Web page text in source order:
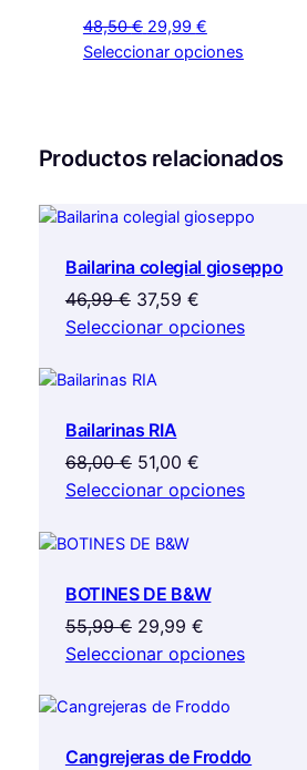
48,50€ El
precio
29,99 €El
precio
Seleccionar opcionesEste
variantes.
se
elegir
la
Productos relacionados
Bailarina colegial gioseppo
46,99€ El
precio
era:
37,59 €El
precio
Seleccionar opciones
Bailarinas RIA
68,00€ El
precio
era:
51,00 €El
precio
Seleccionar opciones
BOTINES DE B&W
55,99€ El
precio
era:
29,99 €El
precio
es:
Seleccionar opciones
Cangrejeras de Froddo